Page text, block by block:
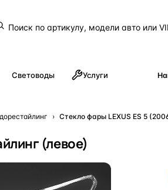
Световоды Услуги
› Стекло фары LEXUS ES 5
(левое)